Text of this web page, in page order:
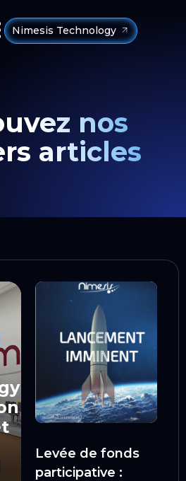
Nimesis Technology
nos
articles
Levée de fonds
participative :